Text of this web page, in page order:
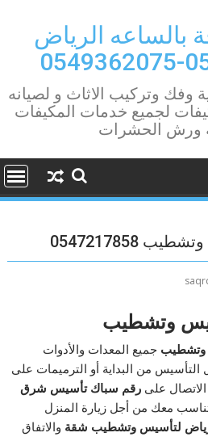
بالساعه الرياض
وفك وتركيب الاثاث و لصيانه
لجميع خدمات المكيفات
ورش الحشرات
0547217858
وتشطيب
وتشطيب جميع المعدات والأدوات
التأسيس من البداية أو الترميمات على
علىرقم سباك تأسيس شرق
معك من أجل زيارة المنزل
لتأسيس وتشطيب شقة والاتفاق